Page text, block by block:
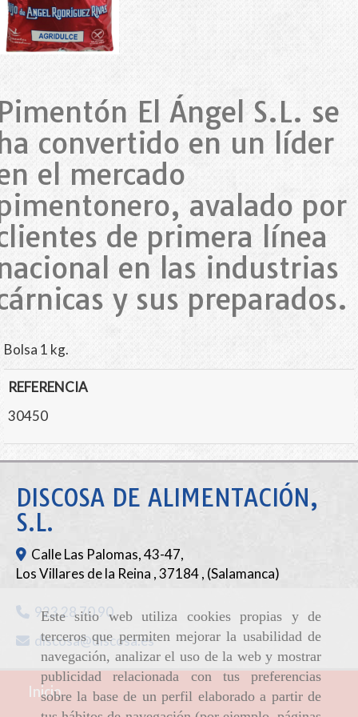
Este sitio web utiliza cookies propias y de
terceros que permiten mejorar la usabilidad de
navegación, analizar el uso de la web y mostrar
publicidad relacionada con tus preferencias
sobre la base de un perfil elaborado a partir de
El Ángel S.L. se
convertido en un líder
el mercado
avalado por
de primera línea
en las industrias
y sus preparados.
Bolsa 1 kg.
REFERENCIA
30450
DISCOSA DE ALIMENTACIÓN,
S.L.
Calle Las Palomas, 43-47,
Los Villares de la Reina ,37184, (Salamanca)
923 28 70 90
discosa
discosa.es
Inicio